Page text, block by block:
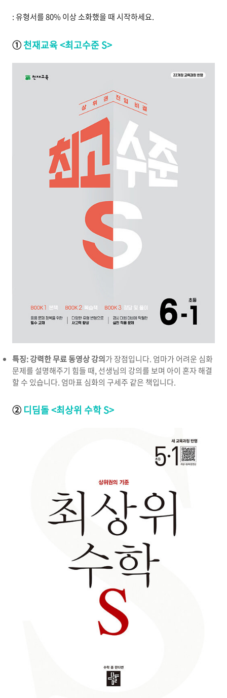
: 유형서를 80% 이상 소화했을 때 시작하세요.
①천재교육 <최고수준 S>
특징:강력한 무료 동영상 강의가 장점입니다. 엄마가 어려운 심화
문제를 설명해주기 힘들 때, 선생님의 강의를 보며 아이 혼자 해결
할 수 있습니다. 엄마표 심화의 구세주 같은 책입니다.
②디딤돌 <최상위 수학 S>